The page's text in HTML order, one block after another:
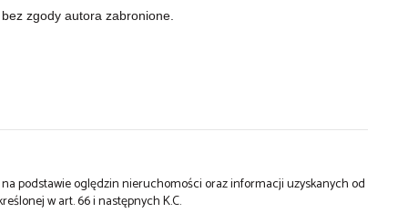
zgody autora zabronione.
podstawie oględzin nieruchomości oraz informacji uzyskanych od
w art. 66 i następnych K.C.